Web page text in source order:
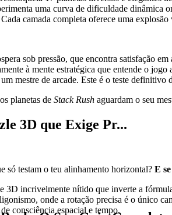
uma curva de dificuldade dinâmica
Cada camada completa oferece uma
sob pressão, que encontra satisfação
à mente estratégica que entende o
mestre de arcade. Este é o teste
planetas de Stack Rush aguardam o seu
3D que Exige Pr...
só testam o teu alinhamento horizontal? E
3D incrivelmente nítido que inverte a
onde a rotação precisa é o único
consciência espacial e tempo.